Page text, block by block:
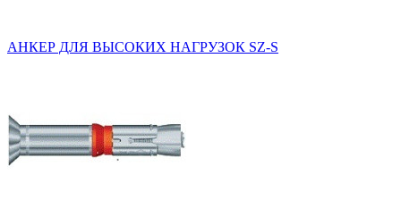
АНКЕР ДЛЯ ВЫСОКИХ НАГРУЗОК SZ-S